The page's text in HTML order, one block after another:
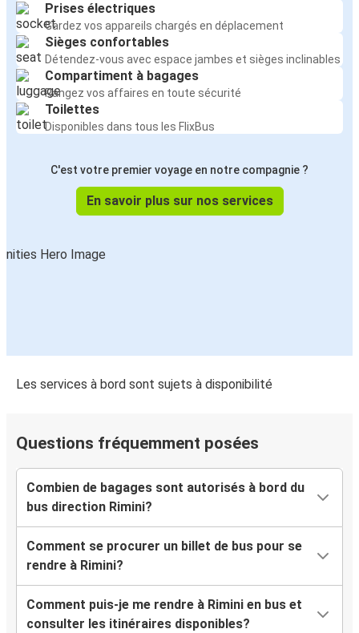
Prises électriques
Gardez vos appareils chargés en déplacement
Sièges confortables
Détendez-vous avec espace jambes et sièges inclinables
Compartiment à bagages
Rangez vos affaires en toute sécurité
Toilettes
Disponibles dans tous les FlixBus
C'est votre premier voyage en notre compagnie ?
En savoir plus sur nos services
Les services à bord sont sujets à disponibilité
Questions fréquemment posées
Combien de bagages sont autorisés à bord du
bus direction Rimini?
Comment se procurer un billet de bus pour se
rendre à Rimini?
Comment puis-je me rendre à Rimini en bus et
consulter les itinéraires disponibles?